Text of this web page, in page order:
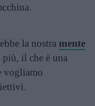
la nostra mente
il che è una
vogliamo